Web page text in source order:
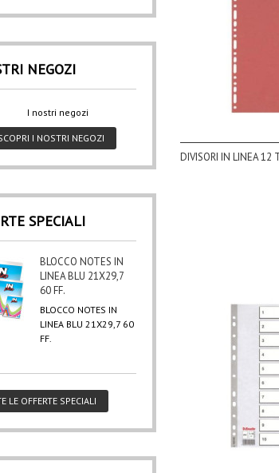
NEGOZI
I NOSTRI NEGOZI
SPECIALI
BLOCCO NOTES IN
LINEA BLU 21X29,7
60 FF.
BLOCCO NOTES IN
LINEA BLU 21X29,7 60
FF.
LE OFFERTE SPECIALI
DIVISORI IN LINEA 12